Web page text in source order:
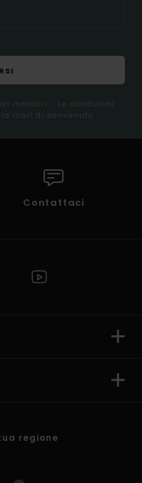
membri - Le condizioni
mail di benvenuto
Contattaci
regione